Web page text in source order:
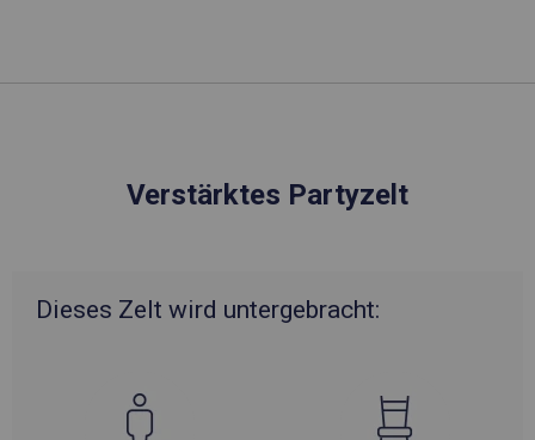
Verstärktes Partyzelt
Dieses Zelt wird untergebracht: